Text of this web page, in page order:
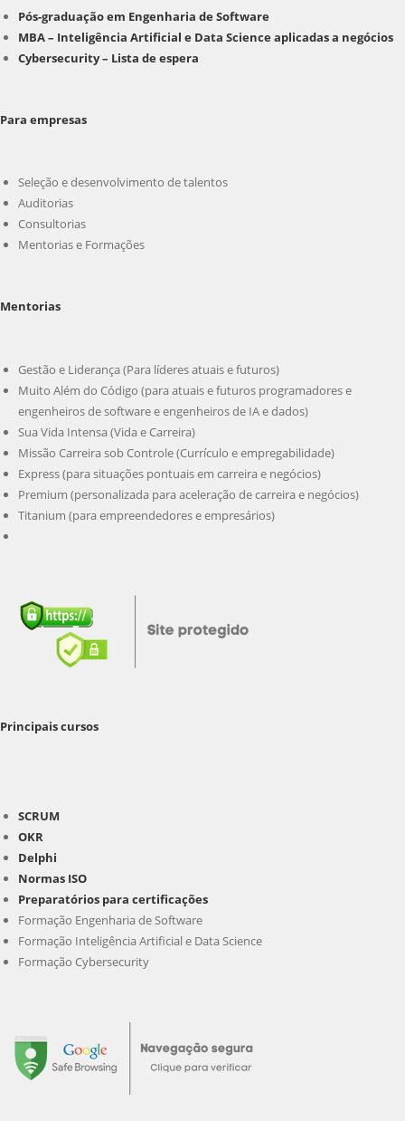
Pós-graduação em Engenharia de Software
MBA – Inteligência Artificial e Data Science aplicadas a negócios
Cybersecurity – Lista de espera
Para empresas
Seleção e desenvolvimento de talentos
Auditorias
Consultorias
Mentorias e Formações
Mentorias
Gestão e Liderança (Para líderes atuais e futuros)
Muito Além do Código (para atuais e futuros programadores e
engenheiros de software e engenheiros de IA e dados)
Sua Vida Intensa (Vida e Carreira)
Missão Carreira sob Controle (Currículo e empregabilidade)
Express (para situações pontuais em carreira e negócios)
Premium (personalizada para aceleração de carreira e negócios)
Titanium (para empreendedores e empresários)
Principais cursos
SCRUM
OKR
Delphi
Normas ISO
Preparatórios para certificações
Formação Engenharia de Software
Formação Inteligência Artificial e Data Science
Formação Cybersecurity